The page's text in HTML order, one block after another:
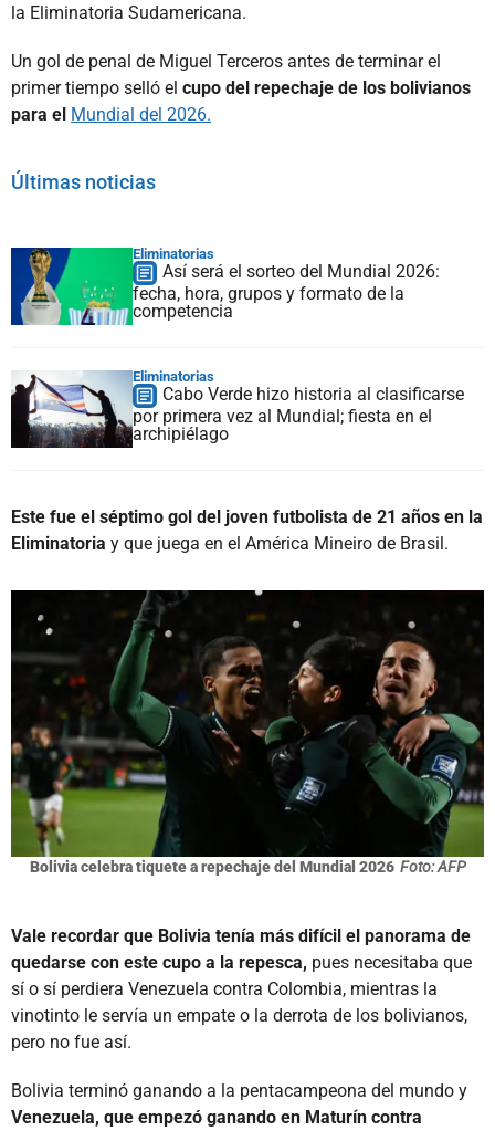
la Eliminatoria Sudamericana.
Un gol de penal de Miguel Terceros antes de terminar el
primer tiempo selló el cupo del repechaje de los bolivianos
para el Mundial del 2026.
Últimas noticias
Eliminatorias
Así será el sorteo del Mundial 2026:
fecha, hora, grupos y formato de la
competencia
Eliminatorias
Cabo Verde hizo historia al clasificarse
por primera vez al Mundial; fiesta en el
archipiélago
Este fue el séptimo gol del joven futbolista de 21 años en la
Eliminatoria y que juega en el América Mineiro de Brasil.
Bolivia celebra tiquete a repechaje del Mundial 2026 Foto: AFP
Vale recordar que Bolivia tenía más difícil el panorama de
quedarse con este cupo a la repesca, pues necesitaba que
sí o sí perdiera Venezuela contra Colombia, mientras la
vinotinto le servía un empate o la derrota de los bolivianos,
pero no fue así.
Bolivia terminó ganando a la pentacampeona del mundo y
Venezuela, que empezó ganando en Maturín contra